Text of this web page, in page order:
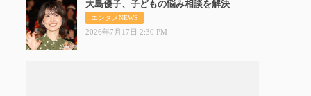
大島優子、子どもの悩み相談を解決
エンタメNEWS
2026年7月17日 2:30 PM